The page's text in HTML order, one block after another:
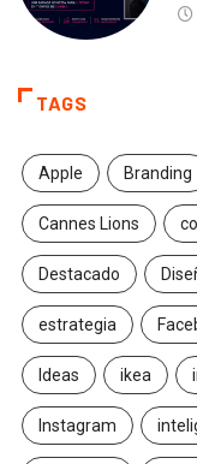
TAGS
Apple Branding
Cannes Lions
Destacado
estrategia
Ideas ikea
Instagram